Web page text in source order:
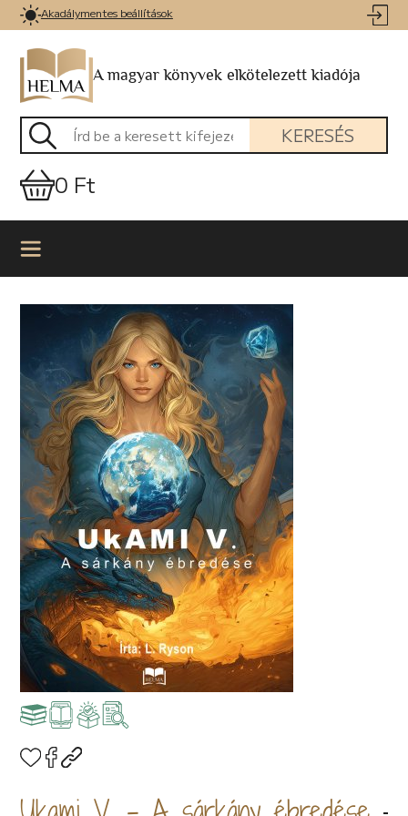
Akadálymentes beállítások
A magyar könyvek elkötelezett kiadója
KERESÉS
0 Ft